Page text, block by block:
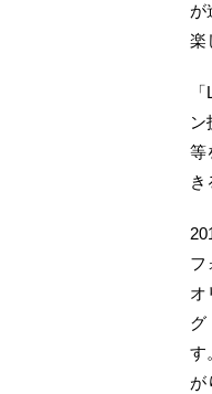
が
楽
ン
等
き
フ
オ
グ
す
が